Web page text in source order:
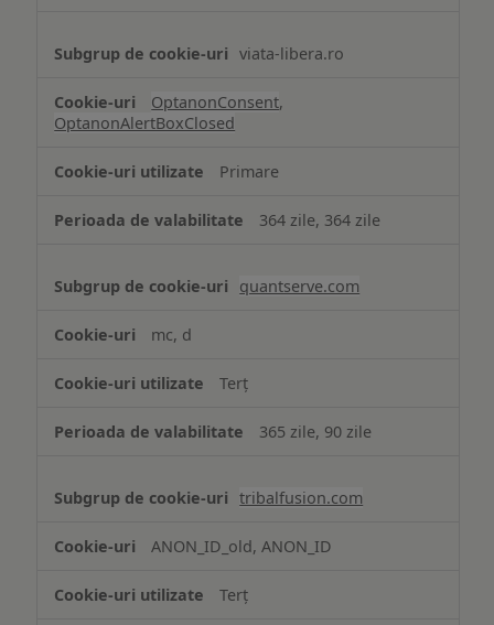
viata-libera.ro
OptanonConsent,
OptanonAlertBoxClosed
Primare
364 zile, 364 zile
quantserve.com
mc, d
Terț
365 zile, 90 zile
tribalfusion.com
ANON_ID_old, ANON_ID
Terț